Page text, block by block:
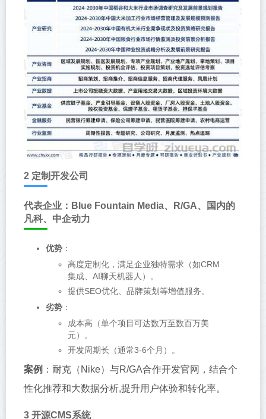
2 定制开发公司
代表企业：Blue Fountain Media、R/GA、国内的
凡科、中企动力
优势：
高度定制化，满足企业独特需求（如CRM
集成、AI聊天机器人）。
提供SEO优化、品牌策划等增值服务。
劣势：
成本高（单个项目可达数万至数百万美
元）。
开发周期长（通常3-6个月）。
案例 ：耐克（Nike）与R/GA合作开发官网，结合个
性化推荐和大数据分析,提升用户体验和转化率。
3 开源CMS系统